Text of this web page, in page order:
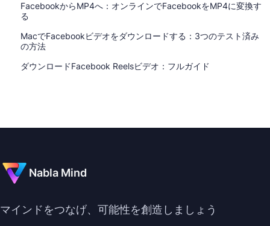
FacebookからMP4へ：オンラインでFacebookをMP4に変換す
る
MacでFacebookビデオをダウンロードする：3つのテスト済み
の方法
ダウンロードFacebook Reelsビデオ：フルガイド
Nabla Mind
マインドをつなげ、可能性を創造しましょう